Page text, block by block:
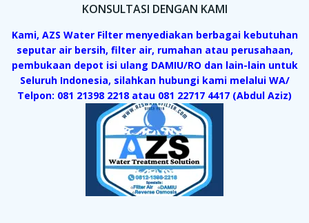
KONSULTASI DENGAN KAMI
Kami, AZS Water Filter menyediakan berbagai kebutuhan
seputar air bersih, filter air, rumahan atau perusahaan,
pembukaan depot isi ulang DAMIU/RO dan lain-lain untuk
Seluruh Indonesia, silahkan hubungi kami melalui WA/
Telpon: 081 21398 2218 atau 081 22717 4417 (Abdul Aziz)